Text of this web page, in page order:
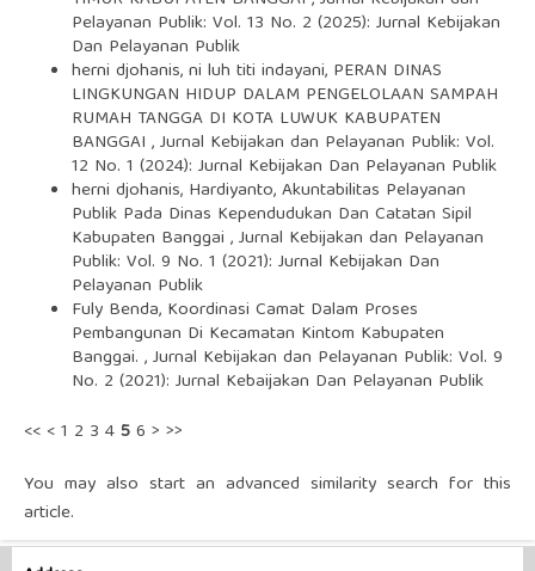
Pelayanan Publik: Vol. 13 No. 2 (2025): Jurnal Kebijakan
Dan Pelayanan Publik
herni djohanis, ni luh titi indayani, PERAN DINAS
LINGKUNGAN HIDUP DALAM PENGELOLAAN SAMPAH
RUMAH TANGGA DI KOTA LUWUK KABUPATEN
BANGGAI ,Jurnal Kebijakan dan Pelayanan Publik: Vol.
12 No. 1 (2024): Jurnal Kebijakan Dan Pelayanan Publik
herni djohanis, Hardiyanto,Akuntabilitas Pelayanan
Publik Pada Dinas Kependudukan Dan Catatan Sipil
Kabupaten Banggai ,Jurnal Kebijakan dan Pelayanan
Publik: Vol. 9 No. 1 (2021): Jurnal Kebijakan Dan
Pelayanan Publik
Fuly Benda, Koordinasi Camat Dalam Proses
Pembangunan Di Kecamatan Kintom Kabupaten
Banggai. ,Jurnal Kebijakan dan Pelayanan Publik: Vol. 9
No. 2 (2021): Jurnal Kebaijakan Dan Pelayanan Publik
<< <1 2 3 456 > >>
You may also start an advanced similarity search for this
article.